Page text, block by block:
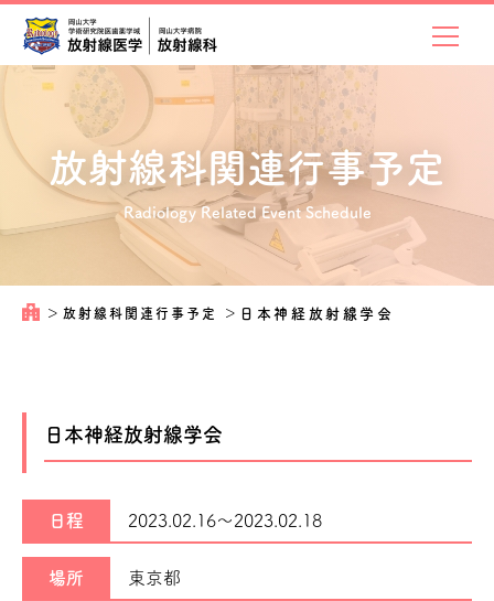
放射線科関連行事予定
Radiology Related Event Schedule
＞ 放射線科関連行事予定 ＞ 日本神経放射線学会
日本神経放射線学会
日程 2023.02.16～2023.02.18
場所 東京都